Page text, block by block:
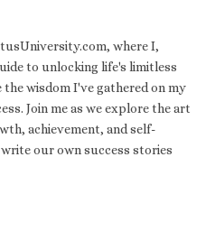
where I,
to unlocking life's limitless
wisdom I've gathered on my
Join me as we explore the art
achievement, and self-
our own success stories